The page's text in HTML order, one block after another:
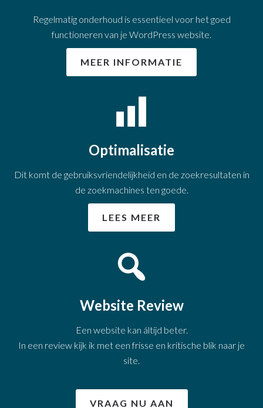
Regelmatig onderhoud is essentieel voor het goed
functioneren van je WordPress website.
MEER INFORMATIE
Optimalisatie
Dit komt de gebruiksvriendelijkheid en de zoekresultaten in
de zoekmachines ten goede.
LEES MEER
Website Review
Een website kan áltijd beter.
In een review kijk ik met een frisse en kritische blik naar je
site.
VRAAG NU AAN